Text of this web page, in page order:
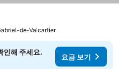
de-Valcartier
인해 주세요.
요금 보기